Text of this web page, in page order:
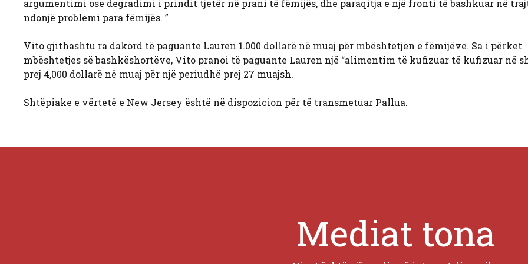
argumentimi ose degradimi i prindit tjetër në prani të fëmijës, dhe paraqitja e një fronti të bashkuar në
ndonjë problemi para fëmijës. ”
Vito gjithashtu ra dakord të paguante Lauren 1.000 dollarë në muaj për mbështetjen e fëmijëve. Sa i përket
mbështetjes së bashkëshortëve, Vito pranoi të paguante Lauren një “alimentim të kufizuar të kufizuar në
prej 4,000 dollarë në muaj për një periudhë prej 27 muajsh.
Shtëpiake e vërtetë e New Jersey është në dispozicion për të transmetuar Pallua.
Mediat tona